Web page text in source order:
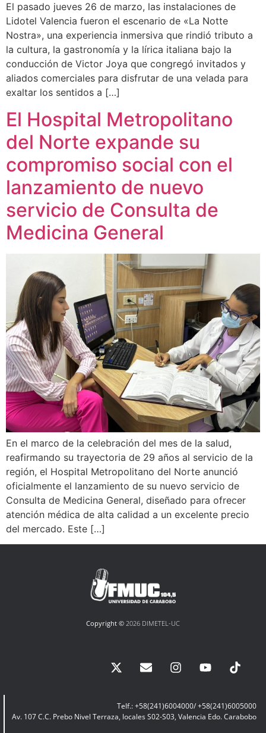
El pasado jueves 26 de marzo, las instalaciones de
Lidotel Valencia fueron el escenario de «La Notte
Nostra», una experiencia inmersiva que rindió tributo a
la cultura, la gastronomía y la lírica italiana bajo la
conducción de Victor Joya que congregó invitados y
aliados comerciales para disfrutar de una velada para
exaltar los sentidos a […]
El Hospital Metropolitano
del Norte expande su
compromiso social con el
lanzamiento de nuevo
servicio de Consulta de
Medicina General
En el marco de la celebración del mes de la salud,
reafirmando su trayectoria de 29 años al servicio de la
región, el Hospital Metropolitano del Norte anunció
oficialmente el lanzamiento de su nuevo servicio de
Consulta de Medicina General, diseñado para ofrecer
atención médica de alta calidad a un excelente precio
del mercado. Este […]
Copyright © 2026 DIMETEL-UC
Telf.: +58(241)6004000/ +58(241)6005000
Av. 107 C.C. Prebo Nivel Terraza, locales S02-S03, Valencia Edo. Carabobo